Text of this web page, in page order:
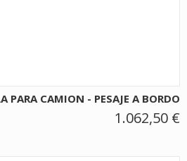
PARA CAMION - PESAJE A BORDO
1.062,50 €